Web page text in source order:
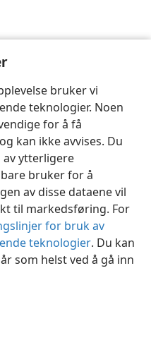
bruker vi
teknologier. Noen
for å få
kan ikke avvises. Du
av ytterligere
bruker for å
av disse dataene vil
til markedsføring. For
for bruk av
teknologier. Du kan
som helst ved å gå inn
Innstillinger
Tract Society of Pennsylvania